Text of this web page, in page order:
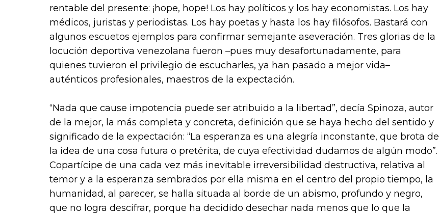
rentable del presente: ¡hope, hope! Los hay políticos y los hay economistas. Los hay
médicos, juristas y periodistas. Los hay poetas y hasta los hay filósofos. Bastará con
algunos escuetos ejemplos para confirmar semejante aseveración. Tres glorias de la
locución deportiva venezolana fueron –pues muy desafortunadamente, para
quienes tuvieron el privilegio de escucharles, ya han pasado a mejor vida–
auténticos profesionales, maestros de la expectación.
“Nada que cause impotencia puede ser atribuido a la libertad”, decía Spinoza, autor
de la mejor, la más completa y concreta, definición que se haya hecho del sentido y
significado de la expectación: “La esperanza es una alegría inconstante, que brota de
la idea de una cosa futura o pretérita, de cuya efectividad dudamos de algún modo”.
Copartícipe de una cada vez más inevitable irreversibilidad destructiva, relativa al
temor y a la esperanza sembrados por ella misma en el centro del propio tiempo, la
humanidad, al parecer, se halla situada al borde de un abismo, profundo y negro,
que no logra descifrar, porque ha decidido desechar nada menos que lo que la